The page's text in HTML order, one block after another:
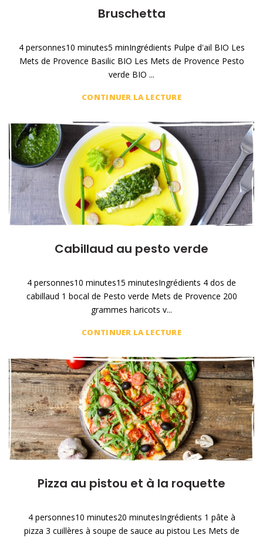
Bruschetta
4 personnes10 minutes5 minIngrédients Pulpe d'ail BIO Les
Mets de Provence Basilic BIO Les Mets de Provence Pesto
verde BIO ...
CONTINUER LA LECTURE
Cabillaud au pesto verde
4 personnes10 minutes15 minutesIngrédients 4 dos de
cabillaud 1 bocal de Pesto verde Mets de Provence 200
grammes haricots v...
CONTINUER LA LECTURE
Pizza au pistou et à la roquette
4 personnes10 minutes20 minutesIngrédients 1 pâte à
pizza 3 cuillères à soupe de sauce au pistou Les Mets de